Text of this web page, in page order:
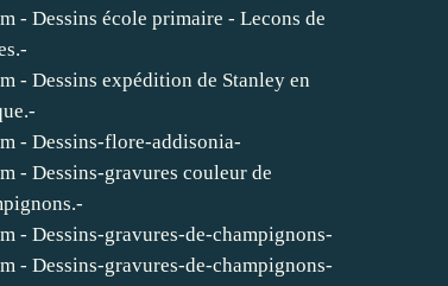
- Dessins école primaire - Lecons de
- Dessins expédition de Stanley en
- Dessins-flore-addisonia-
- Dessins-gravures couleur de
- Dessins-gravures-de-champignons-
- Dessins-gravures-de-champignons-